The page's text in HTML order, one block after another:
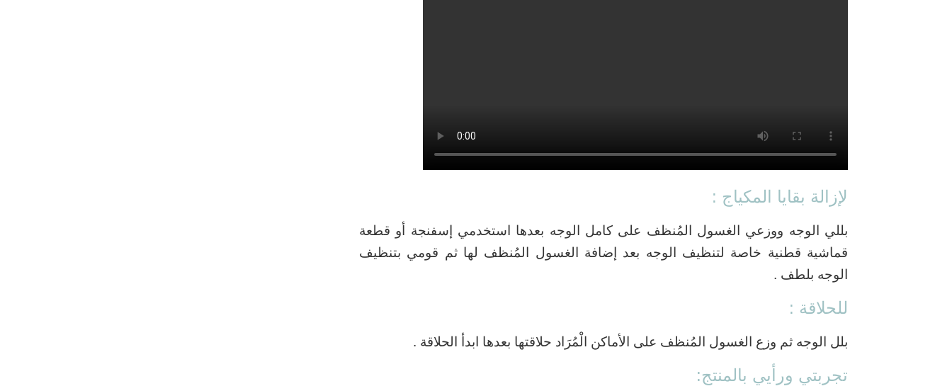
لإزالة بقايا المكياج :
بللي الوجه ووزعي الغسول المُنظف على كامل الوجه بعدها استخدمي إسفنجة أو قطعة
قماشية قطنية خاصة لتنظيف الوجه بعد إضافة الغسول المُنظف لها ثم قومي بتنظيف
الوجه بلطف .
للحلاقة :
بلل الوجه ثم وزع الغسول المُنظف على الأماكن الْمُرَاد حلاقتها بعدها ابدأ الحلاقة .
تجربتي ورأيي بالمنتج: